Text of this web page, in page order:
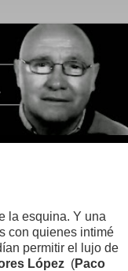
la esquina. Y una
con quienes intimé
permitir el lujo de
López (Paco